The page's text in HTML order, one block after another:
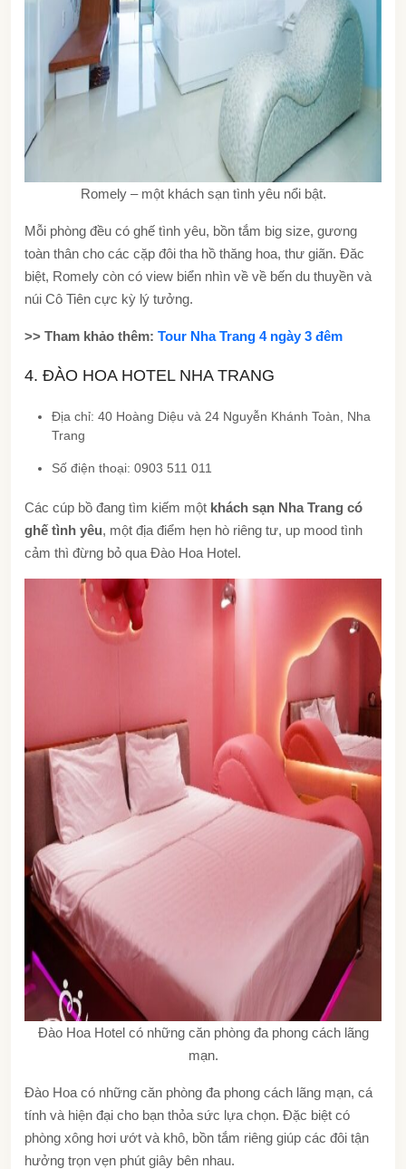
Romely – một khách sạn tình yêu nổi bật.
Mỗi phòng đều có ghế tình yêu, bồn tắm big size, gương
toàn thân cho các cặp đôi tha hồ thăng hoa, thư giãn. Đăc
biệt, Romely còn có view biển nhìn về về bến du thuyền và
núi Cô Tiên cực kỳ lý tưởng.
>> Tham khảo thêm: Tour Nha Trang 4 ngày 3 đêm
4. ĐÀO HOA HOTEL NHA TRANG
Địa chỉ: 40 Hoàng Diệu và 24 Nguyễn Khánh Toàn, Nha
Trang
Số điện thoại: 0903 511 011
Các cúp bồ đang tìm kiếm một khách sạn Nha Trang có
ghế tình yêu, một địa điểm hẹn hò riêng tư, up mood tình
cảm thì đừng bỏ qua Đào Hoa Hotel.
Đào Hoa Hotel có những căn phòng đa phong cách lãng
mạn.
Đào Hoa có những căn phòng đa phong cách lãng mạn, cá
tính và hiện đại cho bạn thỏa sức lựa chọn. Đặc biệt có
phòng xông hơi ướt và khô, bồn tắm riêng giúp các đôi tận
hưởng trọn vẹn phút giây bên nhau.